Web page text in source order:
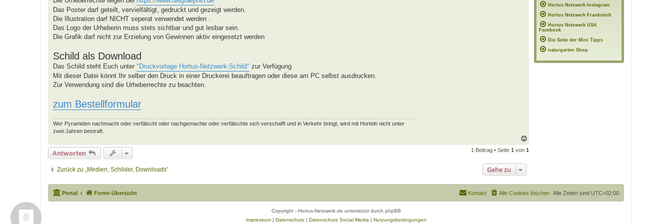
Das Poster darf geteilt, vervielfältigt, gedruckt und gezeigt werden.
Die Illustration darf NICHT seperat verwendet werden .
Das Logo der Urheberin muss stets sichtbar und gut lesbar sein.
Die Grafik darf nicht zur Erzielung von Gewinnen aktiv eingesetzt werden
Schild als Download
Das Schild steht Euch unter "Druckvorlage Hortus-Netzwerk-Schild" zur Verfügung
Mit dieser Datei könnt Ihr selber den Druck in einer Druckerei beauftragen oder diese am PC selbst ausdrucken.
Zur Verwendung sind die Urheberrechte zu beachten.
zum Bestellformular
Wer Pyramiden nachmacht oder verfälscht oder nachgemachte oder verfälschte sich verschafft und in Verkehr bringt, wird mit Horteln nicht unter
zwei Jahren bestraft.
c
Antworten 1 Beitrag • Seite 1 von 1
Zurück zu „Medien, Schilder, Downloads“ Gehe zu
Hortus Netzwerk Instagram
Hortus Netzwerk Frankreich
Hortus Netzwerk USA
Facebook
Die Seite der Mini Tipps
naturgarten Shop
Portal Foren-Übersicht Alle Zeiten sind UTC+02:00
Alle Cookies löschen
Kontakt
Copyright - Hortus-Netzwerk.de unterstützt durch phpBB
Impressum| Datenschutz| Datenschutz Social Media Nutzungsbedingungen